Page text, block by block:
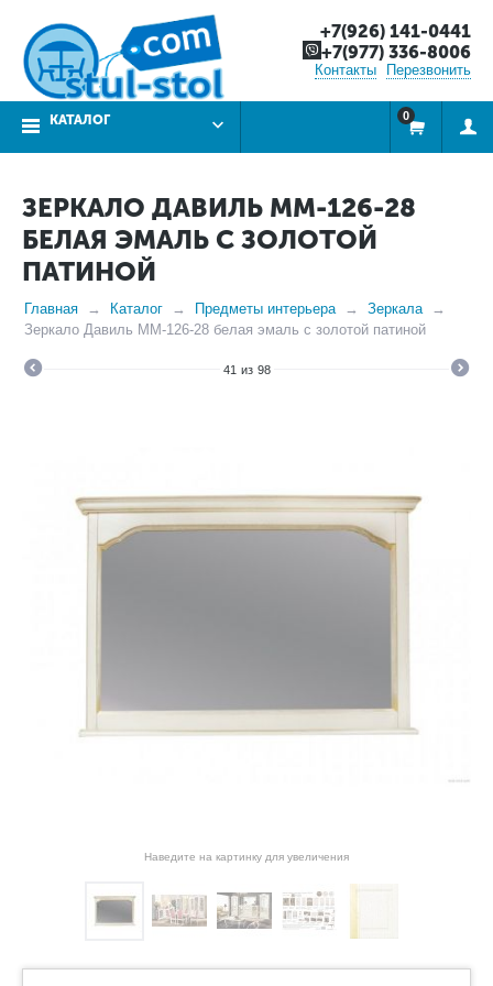
+7(926) 141-0441
+7(977) 336-8006
Контакты Перезвонить
КАТАЛОГ 0
ЗЕРКАЛО ДАВИЛЬ ММ-126-28
БЕЛАЯ ЭМАЛЬ С ЗОЛОТОЙ
ПАТИНОЙ
Главная Каталог Предметы интерьера
Зеркала
Зеркало Давиль ММ-126-28 белая эмаль с золотой патиной
41 из 98
Наведите на картинку для увеличения